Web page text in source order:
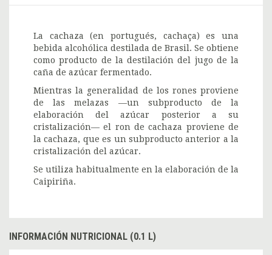
La cachaza (en portugués, cachaça) es una
bebida alcohólica destilada de Brasil. Se obtiene
como producto de la destilación del jugo de la
caña de azúcar fermentado.
Mientras la generalidad de los rones proviene
de las melazas —un subproducto de la
elaboración del azúcar posterior a su
cristalización— el ron de cachaza proviene de
la cachaza, que es un subproducto anterior a la
cristalización del azúcar.
Se utiliza habitualmente en la elaboración de la
Caipiriña.
INFORMACIÓN NUTRICIONAL (0.1 L)